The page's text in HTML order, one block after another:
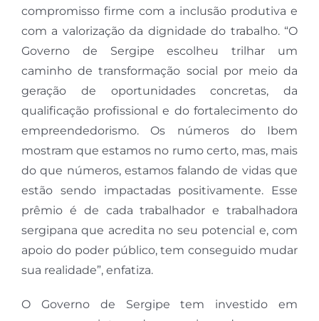
compromisso firme com a inclusão produtiva e
com a valorização da dignidade do trabalho. “O
Governo de Sergipe escolheu trilhar um
caminho de transformação social por meio da
geração de oportunidades concretas, da
qualificação profissional e do fortalecimento do
empreendedorismo. Os números do Ibem
mostram que estamos no rumo certo, mas, mais
do que números, estamos falando de vidas que
estão sendo impactadas positivamente. Esse
prêmio é de cada trabalhador e trabalhadora
sergipana que acredita no seu potencial e, com
apoio do poder público, tem conseguido mudar
sua realidade”, enfatiza.
O Governo de Sergipe tem investido em